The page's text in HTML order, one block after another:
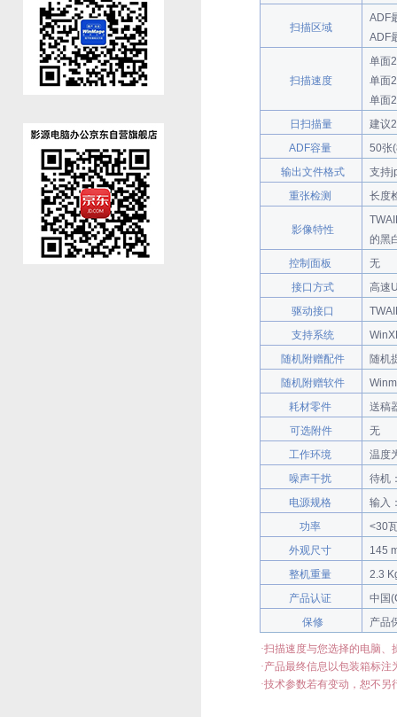
扫描区域
ADF
ADF
扫描速度
单面
单面
单面
日扫描量
建议
ADF容量
50张
输出文件格式
支持
重张检测
长度
影像特性
的黑
控制面板
无
接口方式
高速
驱动接口
支持系统
随机附赠配件
随机
随机附赠软件
耗材零件
送稿
可选附件
无
工作环境
温度
噪声干扰
待机
电源规格
输入
功率
<30
外观尺寸
145
整机重量
2.3
产品认证
中国
保修
产品
·扫描速度与您选择的电脑、
·产品最终信息以包装箱标
·技术参数若有变动，恕不另